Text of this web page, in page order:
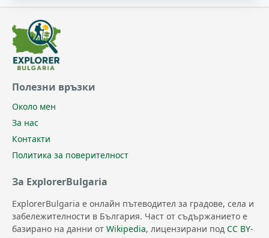
Полезни връзки
Около мен
За нас
Контакти
Политика за поверителност
За ExplorerBulgaria
ExplorerBulgaria е онлайн пътеводител за градове, села и
забележителности в България. Част от съдържанието е
базирано на данни от Wikipedia, лицензирани под CC BY-